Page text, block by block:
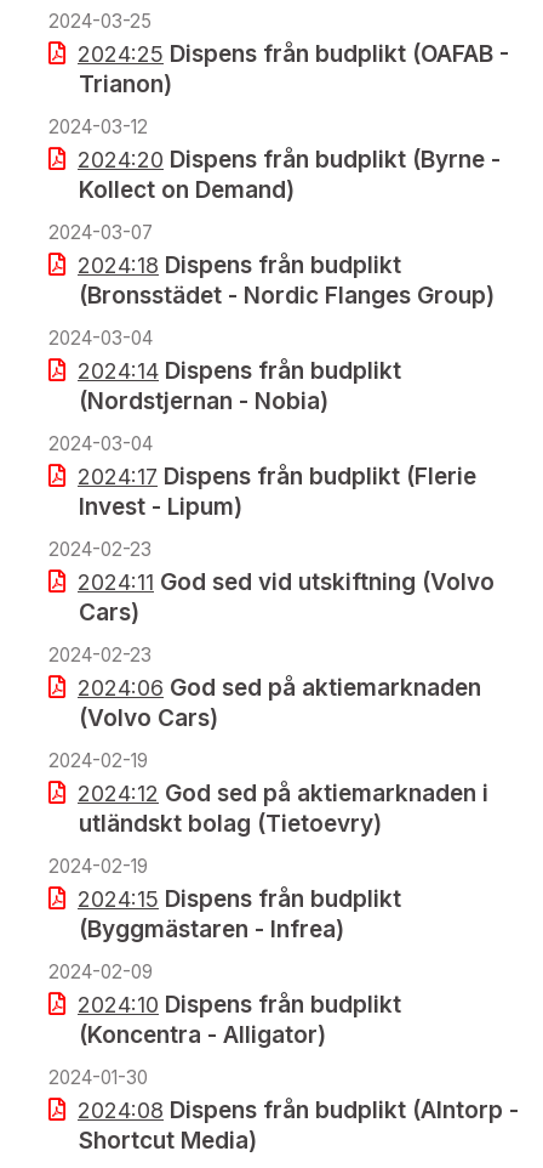
2024-03-25
2024:25 Dispens från budplikt (OAFAB -
Trianon)
2024-03-12
2024:20 Dispens från budplikt (Byrne -
Kollect on Demand)
2024-03-07
2024:18 Dispens från budplikt
(Bronsstädet - Nordic Flanges Group)
2024-03-04
2024:14 Dispens från budplikt
(Nordstjernan - Nobia)
2024-03-04
2024:17 Dispens från budplikt (Flerie
Invest - Lipum)
2024-02-23
2024:11 God sed vid utskiftning (Volvo
Cars)
2024-02-23
2024:06 God sed på aktiemarknaden
(Volvo Cars)
2024-02-19
2024:12 God sed på aktiemarknaden i
utländskt bolag (Tietoevry)
2024-02-19
2024:15 Dispens från budplikt
(Byggmästaren - Infrea)
2024-02-09
2024:10 Dispens från budplikt
(Koncentra - Alligator)
2024-01-30
2024:08 Dispens från budplikt (Alntorp -
Shortcut Media)